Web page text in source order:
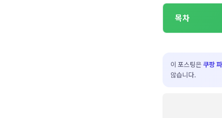
목차
이 포스팅은 쿠팡
않습니다.